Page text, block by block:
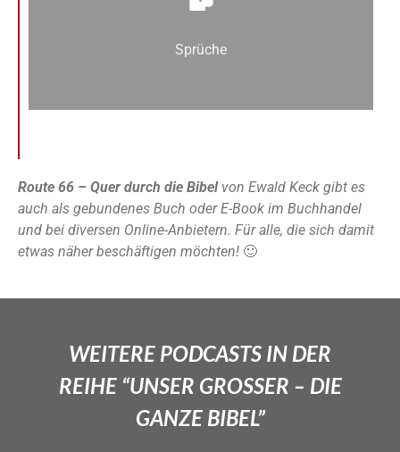
Sprüche
Route 66 – Quer durch die Bibel von Ewald Keck gibt es
auch als gebundenes Buch oder E-Book im Buchhandel
und bei diversen Online-Anbietern. Für alle, die sich damit
etwas näher beschäftigen möchten! 🙂
WEITERE PODCASTS IN DER
REIHE “UNSER GROSSER – DIE
GANZE BIBEL”